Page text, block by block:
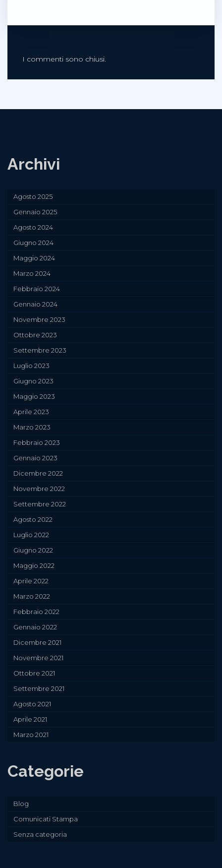
I commenti sono chiusi.
Archivi
Agosto 2025
Gennaio 2025
Agosto 2024
Giugno 2024
Maggio 2024
Marzo 2024
Febbraio 2024
Gennaio 2024
Novembre 2023
Ottobre 2023
Settembre 2023
Luglio 2023
Giugno 2023
Maggio 2023
Aprile 2023
Marzo 2023
Febbraio 2023
Gennaio 2023
Dicembre 2022
Novembre 2022
Settembre 2022
Agosto 2022
Luglio 2022
Giugno 2022
Maggio 2022
Aprile 2022
Marzo 2022
Febbraio 2022
Gennaio 2022
Dicembre 2021
Novembre 2021
Ottobre 2021
Settembre 2021
Agosto 2021
Aprile 2021
Marzo 2021
Categorie
Blog
Comunicati Stampa
Senza categoria